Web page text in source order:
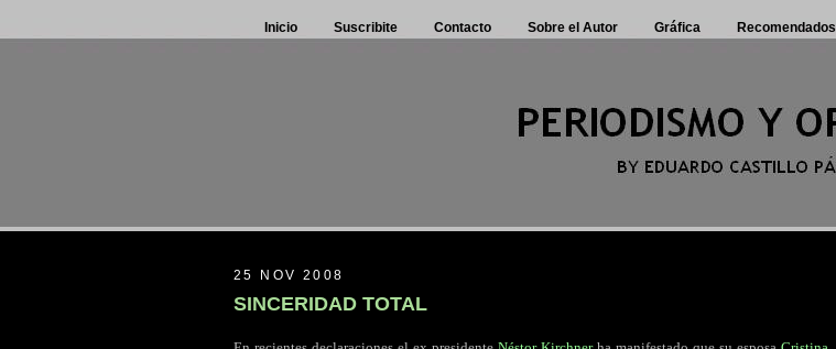
Inicio Suscribite Contacto Sobre el Autor Gráfica Recomendados
25 NOV 2008
SINCERIDAD TOTAL